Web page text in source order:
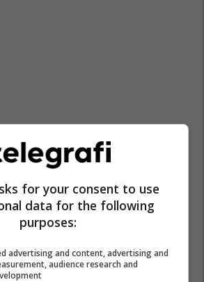
for your consent to use
data for the following
purposes:
advertising and content, advertising and
audience research and